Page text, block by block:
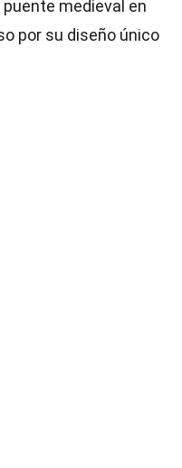
puente medieval en
por su diseño único